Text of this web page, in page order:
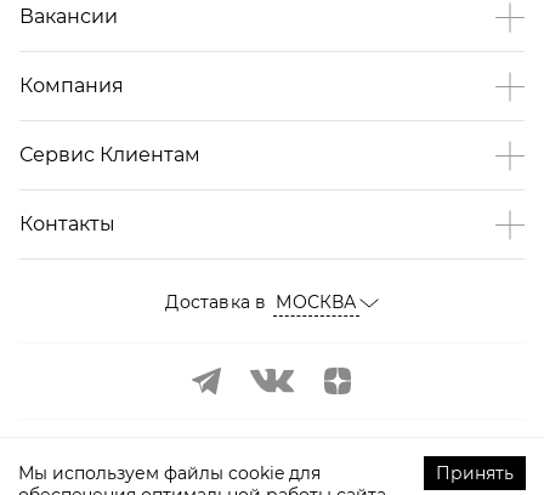
Вакансии
Компания
Сервис Клиентам
Контакты
Доставка в МОСКВА
Мы используем файлы cookie для
Принять